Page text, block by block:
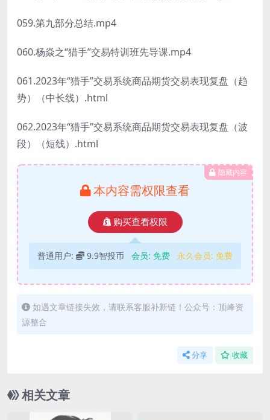
059.第九部分总结.mp4
060.杨焱之“猎手”交易特训班先导课.mp4
061.2023年“猎手”交易系统商品期货交易表现复盘（趋
势）（中长线）.html
062.2023年“猎手”交易系统商品期货交易表现复盘（波
段）（短线）.html
隐藏内容
本内容需权限查看
购买查看权限
普通用户: 9.9智投币 会员: 免费 永久会员: 免费
如遇文章链接失效，请联系客服补新链！公众号：顶峰资
源整合
分享 收藏
相关文章